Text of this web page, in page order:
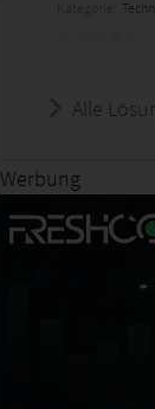
Alle
Werbung